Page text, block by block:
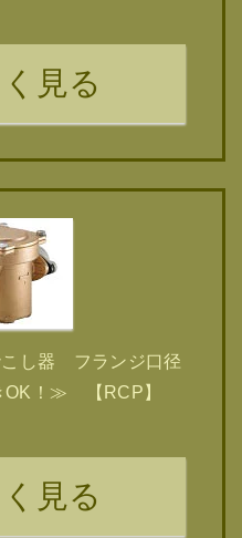
見る
し器 フランジ口径
OK！≫ 【RCP】
見る